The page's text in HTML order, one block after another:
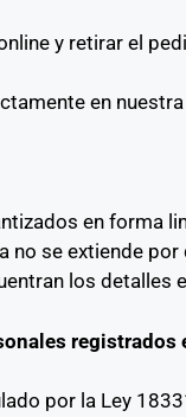
y retirar el
en
en forma
no se extiende
los detalles
registrados
por la Ley